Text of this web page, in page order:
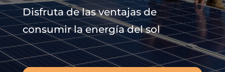
Disfruta de las ventajas de
consumir la energía del sol